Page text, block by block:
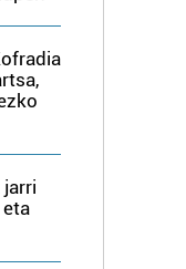
ken dezakezu
cookie-
eta
teknologia hori
diguzu.
jarri